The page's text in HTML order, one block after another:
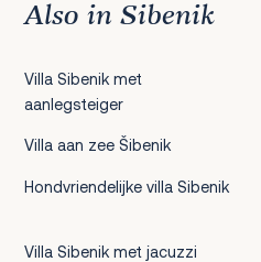
Also in Sibenik
Villa Sibenik met
aanlegsteiger
Villa aan zee Šibenik
Hondvriendelijke villa Sibenik
Villa Sibenik met jacuzzi